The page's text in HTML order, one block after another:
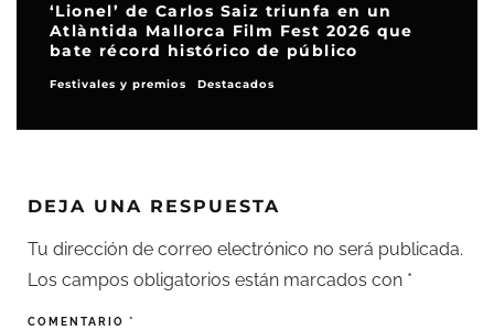
‘Lionel’ de Carlos Saiz triunfa en un
Atlàntida Mallorca Film Fest 2026 que
bate récord histórico de público
Festivales y premios Destacados
DEJA UNA RESPUESTA
Tu dirección de correo electrónico no será publicada.
Los campos obligatorios están marcados con *
COMENTARIO *